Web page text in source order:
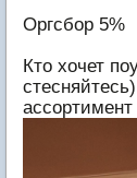
Оргсбор 5%
Кто хочет